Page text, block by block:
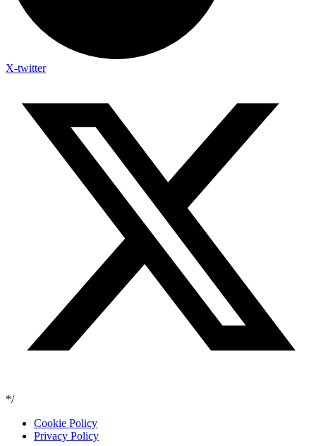
X-twitter
*/
Cookie Policy
Privacy Policy